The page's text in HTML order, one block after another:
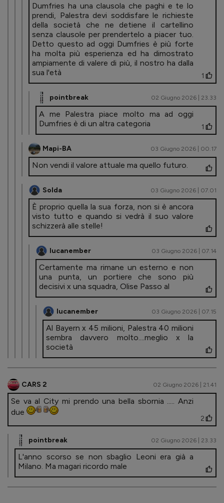
Dumfries ha una clausola che paghi e te lo
prendi, Palestra devi soddisfare le richieste
della società che ne detiene il cartellino
senza clausole per prendertelo a piacer tuo.
Detto questo ad oggi Dumfries è più forte
ha molta più esperienza ed ha dimostrato
ampiamente di valere di più, il nostro ha dalla
sua l'età
1
pointbreak 02 Giugno 2026 | 23.33
A me Palestra piace molto ma ad oggi
Dumfries è di un altra categoria
1
Mapi-BA 03 Giugno 2026 | 00.17
Non vendi il valore attuale ma quello futuro.
Solda 03 Giugno 2026 | 07.01
È proprio quella la sua forza, non si è ancora
visto tutto e quando si vedrà il suo valore
schizzerà alle stelle!
lucanember 03 Giugno 2026 | 07.14
Certamente ma rimane un esterno e non
una punta, un portiere che sono più
decisivi x una squadra, Olise Passo al
lucanember 03 Giugno 2026 | 07.15
Al Bayern x 45 milioni, Palestra 40 milioni
sembra davvero molto....meglio x la
società
CARS 2 02 Giugno 2026 | 21.41
Se va al City mi prendo una bella sbornia ..... Anzi
due
2
pointbreak 02 Giugno 2026 | 23.33
L'anno scorso se non sbaglio Leoni era già a
Milano. Ma magari ricordo male